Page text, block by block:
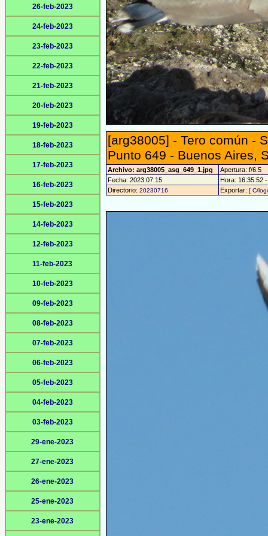
26-feb-2023
24-feb-2023
23-feb-2023
22-feb-2023
21-feb-2023
20-feb-2023
19-feb-2023
18-feb-2023
17-feb-2023
16-feb-2023
15-feb-2023
14-feb-2023
12-feb-2023
11-feb-2023
10-feb-2023
09-feb-2023
08-feb-2023
07-feb-2023
06-feb-2023
05-feb-2023
04-feb-2023
03-feb-2023
29-ene-2023
27-ene-2023
26-ene-2023
25-ene-2023
23-ene-2023
[arg38005] - Tero común -
Punto 649 - Buenos Aires,
Archivo: arg38005_asg_649_1.jpg
Apertura: f/6.5
Fecha: 2023:07:15
Hora: 16:35:52
Directorio: 20230716 Exportar: [ C/